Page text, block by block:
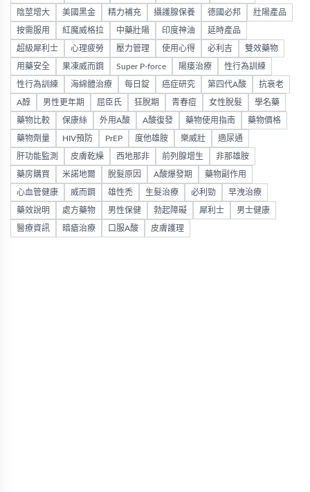
陰莖增大 美國黑金 精力補充 攝護腺保養 德國必邦 壯陽產品
按需服用 紅魔威格拉 中藥壯陽 印度神油 延時產品
超級犀利士 心理疲勞 壓力管理 使用心得 必利吉 雙效藥物
用藥安全 果凍威而鋼 Super P-force 陽痿治療 性行為訓練
性行為訓練 海綿體治療 每日錠 癌症研究 第四代A酸 抗衰老
A醇 男性更年期 屈臣氏 狂脫期 青春痘 女性脫髮 學名藥
藥物比較 保康絲 外用A酸 A酸復發 藥物使用指南 藥物價格
藥物劑量 HIV預防 PrEP 度他雄胺 樂威壯 適尿通
肝功能監測 皮膚乾燥 西地那非 前列腺增生 非那雄胺
藥房購買 米諾地爾 脫髮原因 A酸爆發期 藥物副作用
心血管健康 威而鋼 雄性禿 生髮治療 必利勁 早洩治療
藥效說明 處方藥物 男性保健 勃起障礙 犀利士 男士健康
醫療資訊 暗瘡治療 口服A酸 皮膚護理